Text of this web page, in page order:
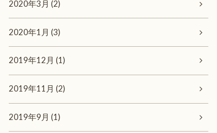
2020年3月 (2)
2020年1月 (3)
2019年12月 (1)
2019年11月 (2)
2019年9月 (1)